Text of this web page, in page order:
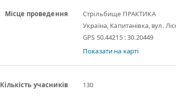
Місце проведення
Стрільбище ПРАКТИКА
Україна, Капитанівка, вул.
GPS 50.44215 : 30.20449
Показати на карті
Кількість учасників 130